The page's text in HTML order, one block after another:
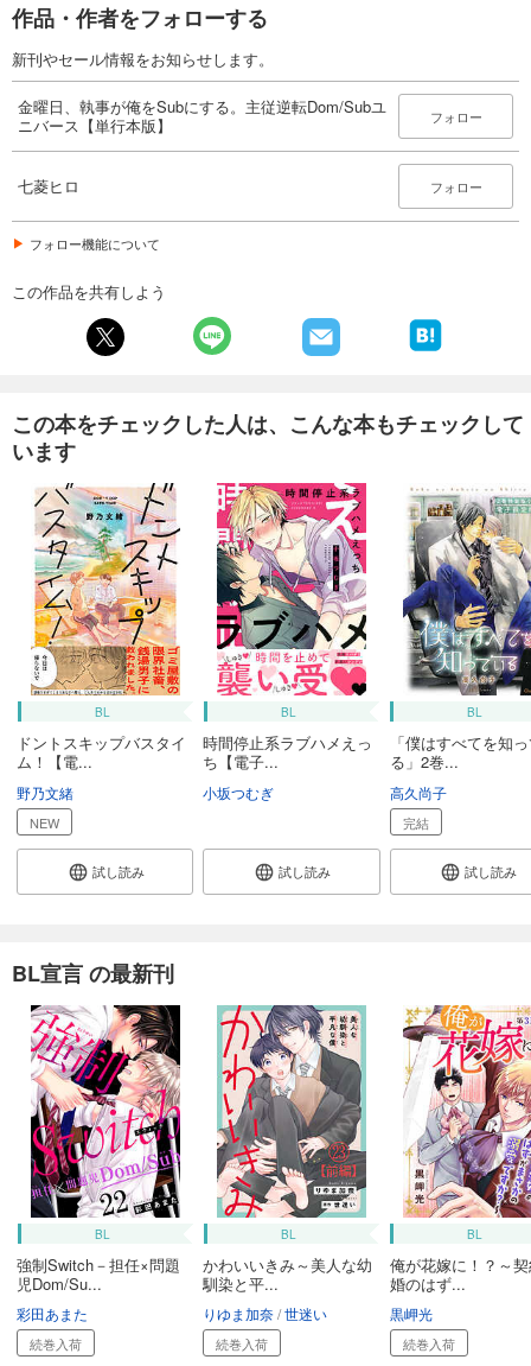
作品・作者をフォローする
新刊やセール情報をお知らせします。
金曜日、執事が俺をSubにする。主従逆転Dom/Subユ
ニバース【単行本版】
フォロー
七菱ヒロ フォロー
フォロー機能について
この作品を共有しよう
この本をチェックした人は、こんな本もチェックして
います
BL
ドントスキップバスタイ
ム！【電...
野乃文緒
NEW
試し読み
BL
時間停止系ラブハメえっ
ち【電子...
小坂つむぎ
試し読み
BL
「僕はすべてを知
る」2巻...
高久尚子
完結
試し読み
BL宣言 の最新刊
BL
強制Switch－担任×問題
児Dom/Su...
彩田あまた
続巻入荷
BL
かわいいきみ～美人な幼
馴染と平...
りゆま加奈 世迷い
続巻入荷
BL
俺が花嫁に！？～
婚のはず...
黒岬光
続巻入荷